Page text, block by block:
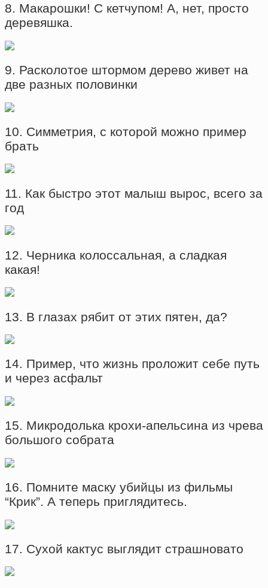
8. Макарошки! С кетчупом! А, нет, просто
деревяшка.
9. Расколотое штормом дерево живет на
две разных половинки
10. Симметрия, с которой можно пример
брать
11. Как быстро этот малыш вырос, всего за
год
12. Черника колоссальная, а сладкая
какая!
13. В глазах рябит от этих пятен, да?
14. Пример, что жизнь проложит себе путь
и через асфальт
15. Микродолька крохи-апельсина из чрева
большого собрата
16. Помните маску убийцы из фильмы
“Крик”. А теперь приглядитесь.
17. Сухой кактус выглядит страшновато